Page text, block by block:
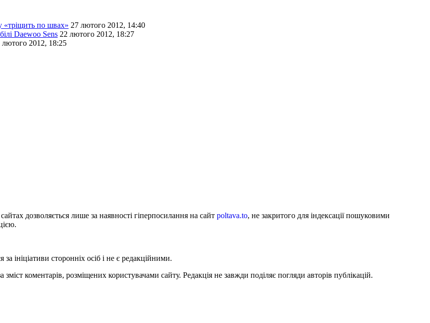
«тріщить по швах» 27 лютого 2012, 14:40
Daewoo Sens 22 лютого 2012, 18:27
лютого 2012, 18:25
дозволяється лише за наявності гіперпосилання на сайт poltava.to, не закритого для індексації пошуковими
ініціативи сторонніх осіб і не є редакційними.
коментарів, розміщених користувачами сайту. Редакція не завжди поділяє погляди авторів публікацій.